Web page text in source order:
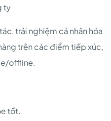
ty
trải nghiệm cá nhân hóa
trên các điểm tiếp xúc,
offline.
tốt.